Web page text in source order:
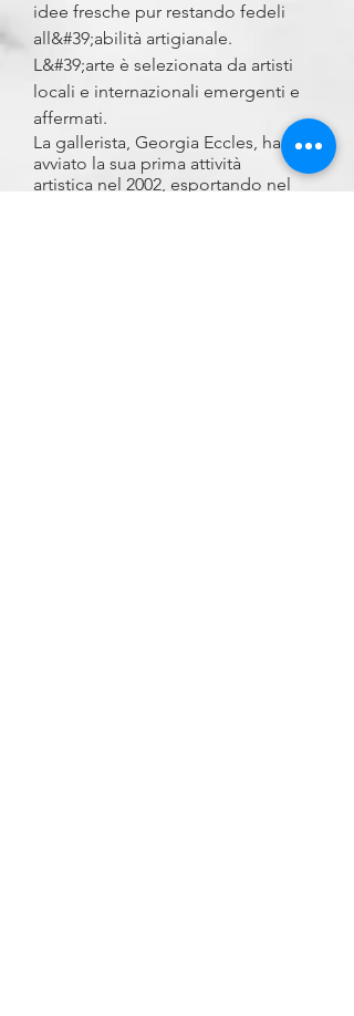
idee fresche pur restando fedeli
all&#39;abilità artigianale.
L&#39;arte è selezionata da artisti
locali e internazionali emergenti e
affermati.
La gallerista, Georgia Eccles, ha
avviato la sua prima attività
artistica nel 2002, esportando nel